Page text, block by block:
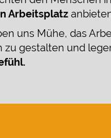
Arbeitsplatz
uns Mühe, das
zu gestalten und